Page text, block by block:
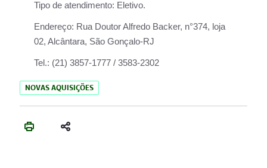
Tipo de atendimento: Eletivo.
Endereço: Rua Doutor Alfredo Backer, n°374, loja
02, Alcântara, São Gonçalo-RJ
Tel.: (21) 3857-1777 / 3583-2302
NOVAS AQUISIÇÕES